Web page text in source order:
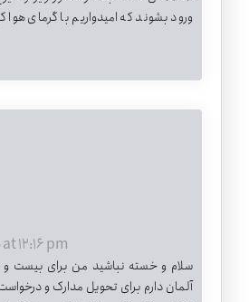
ورود بشوند که امیدواریم با گرمای
12:16 pm
سلام و خسته نباشید من برای بیست
آلمان دارم برای تحویل مدارک و درخواست